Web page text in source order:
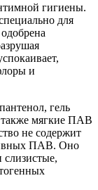
гигиены.
для
и
гель
также мягкие ПАВ
не содержит
ПАВ. Оно